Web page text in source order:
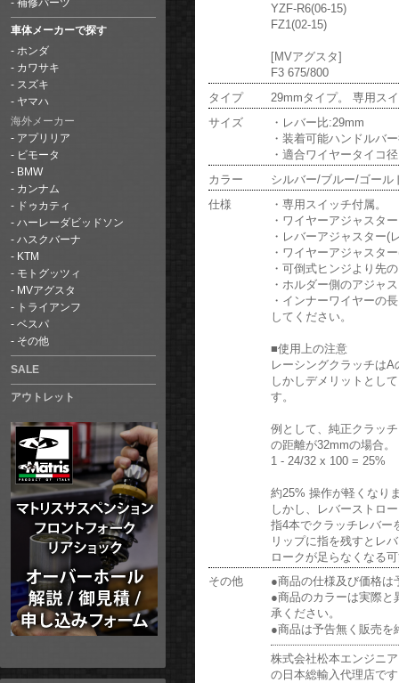
補修パーツ
車体メーカーで探す
ホンダ
カワサキ
スズキ
ヤマハ
海外メーカー
アプリリア
ビモータ
BMW
カンナム
ドゥカティ
ハーレーダビッドソン
ハスクバーナ
KTM
モトグッツィ
MVアグスタ
トライアンフ
ベスパ
その他
SALE
アウトレット
YZF-R6(06-15)
FZ1(02-15)
[MVアグスタ]
F3 675/800
タイプ
29mmタイプ。 専用ス
サイズ
・レバー比:29mm
・装着可能ハンドルバ
・適合ワイヤータイコ
カラー
シルバー/ブルー/ゴー
仕様
・専用スイッチ付属。
・ワイヤーアジャスタ
・レバーアジャスター(
・ワイヤーアジャスタ
・可倒式ヒンジより先
・ホルダー側のアジャ
・インナーワイヤーの
してください。
■使用上の注意
レーシングクラッチは
しかしデメリットとし
す。
例として、純正クラッ
の距離が32mmの場合。
1 - 24/32 x 100 = 25%
約25% 操作が軽くなり
しかし、レバーストロ
指4本でクラッチレバー
リップに指を残すとレ
ロークが足らなくなる
その他
●商品の仕様及び価格は
●商品のカラーは実際と
承ください。
●商品は予告無く販売を
株式会社松本エンジニ
の日本総輸入代理店で